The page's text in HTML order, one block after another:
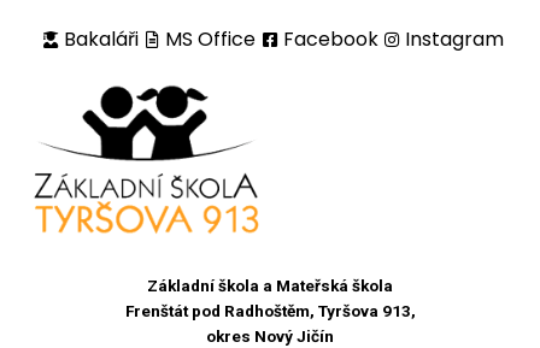
Bakaláři MS Office Facebook Instagram
Základní škola a Mateřská škola
Frenštát pod Radhoštěm, Tyršova 913,
okres Nový Jičín